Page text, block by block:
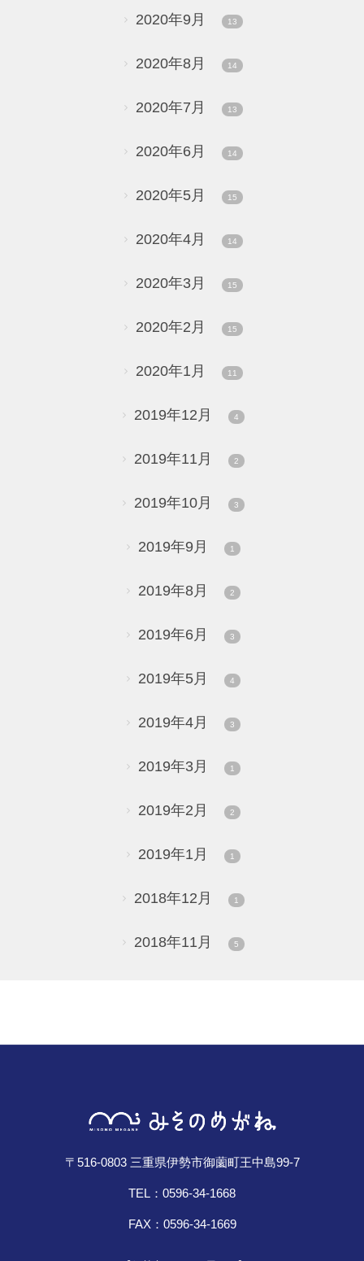
2020年9月 13
2020年8月 14
2020年7月 13
2020年6月 14
2020年5月 15
2020年4月 14
2020年3月 15
2020年2月 15
2020年1月 11
2019年12月 4
2019年11月 2
2019年10月 3
2019年9月 1
2019年8月 2
2019年6月 3
2019年5月 4
2019年4月 3
2019年3月 1
2019年2月 2
2019年1月 1
2018年12月 1
2018年11月 5
〒516-0803 三重県伊勢市御薗町王中島99-7
TEL：0596-34-1668
FAX：0596-34-1669